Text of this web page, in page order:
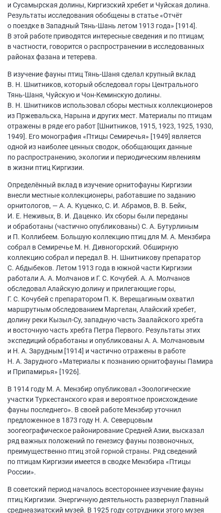
и Сусамырская долины, Киргизский хребет и Чуйская долина.
Результаты исследования обобщены в статье «Отчёт
о поездке в Западный Тянь-Шань летом 1913 года» [1914].
В этой работе приводятся интересные сведения и по птицам;
в частности, говорится о распространении в исследованных
районах фазана и тетерева.
В изучение фауны птиц Тянь-Шаня сделал крупный вклад
В. Н. Шнитников, который обследовал горы Центрального
Тянь-Шаня, Чуйскую и Чон-Кеминскую долины.
В. Н. Шнитников использовал сборы местных коллекционеров
из Пржевальска, Нарына и других мест. Материалы по птицам
отражены в ряде его работ [Шнитников, 1915, 1923, 1925, 1930,
1949]. Его монография «Птицы Семиречья» [1949] является
одной из наиболее ценных сводок, обобщающих данные
по распространению, экологии и периодическим явлениям
в жизни птиц Киргизии.
Определённый вклад в изучение орнитофауны Киргизии
внесли местные коллекционеры, работавшие по заданию
орнитологов, — А. А. Куценко, С. И. Абрамов, В. В. Бейк,
И. Е. Неживых, В. И. Даценко. Их сборы были переданы
и обработаны (частично опубликованы) C. А. Бутурлиным
и П. Коллибеем. Большую коллекцию птиц для М. А. Мензбира
собрал в Семиречье М. Н. Дивногорский. Обширную
коллекцию собрал и передал В. Н. Шнитникову препаратор
С. Абдыбеков. Летом 1913 года в южной части Киргизии
работали А. А. Молчанов и Г. С. Кочубей. А. А. Молчанов
обследовал Алайскую долину и прилегающие горы,
Г. С. Кочубей с препаратором П. К. Верещагиным охватил
маршрутным обследованием Маргелан, Алайский хребет,
долину реки Кызыл-Су, западную часть Заалайского хребта
и восточную часть хребта Петра Первого. Результаты этих
экспедиций обработаны и опубликованы А. А. Молчановым
и Н. А. Зарудным [1914] и частично отражены в работе
Н. А. Зарудного «Материалы к познанию орнитофауны Памира
и Припамирья» [1926].
В 1914 году М. А. Мензбир опубликовал «Зоологические
участки Туркестанского края и вероятное происхождение
фауны последнего». В своей работе Мензбир уточнил
предложенное в 1873 году Н. А. Северцовым
зоогеографическое районирование Средней Азии, высказал
ряд важных положений по генезису фауны позвоночных,
преимущественно птиц этой горной страны. Ряд сведений
по птицам Киргизии имеется в сводке Мензбира «Птицы
России».
В советский период началось всестороннее изучение фауны
птиц Киргизии. Энергичную деятельность развернул Главный
среднеазиатский музей. В 1925 году сотрудники этого музея